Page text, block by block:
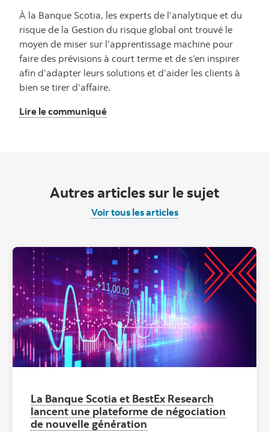
À la Banque Scotia, les experts de l’analytique et du
risque de la Gestion du risque global ont trouvé le
moyen de miser sur l’apprentissage machine pour
faire des prévisions à court terme et de s’en inspirer
afin d’adapter leurs solutions et d’aider les clients à
bien se tirer d’affaire.
Lire le communiqué
Autres articles sur le sujet
Voir tous les articles
La Banque Scotia et BestEx Research
lancent une plateforme de négociation
de nouvelle génération